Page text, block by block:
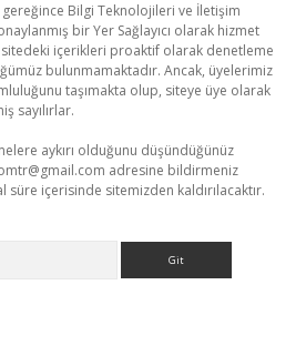
gereğince Bilgi Teknolojileri ve İletişim
bir Yer Sağlayıcı olarak hizmet
içerikleri proaktif olarak denetleme
bulunmamaktadır. Ancak, üyelerimiz
taşımakta olup, siteye üye olarak
sayılırlar.
aykırı olduğunu düşündüğünüz
adresine bildirmeniz
içerisinde sitemizden kaldırılacaktır.